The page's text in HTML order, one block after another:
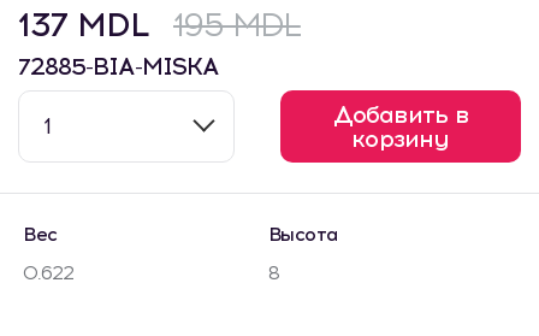
137 MDL 195 MDL
72885-BIA-MISKA
1
Добавить в
корзину
Вес
0.622
Высота
8